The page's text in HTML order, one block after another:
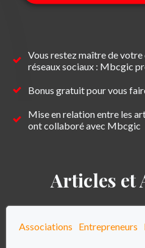
Vous restez maître de
réseaux sociaux : Mbcgic
Bonus gratuit pour vous
Mise en relation entre les
ont collaboré avec Mbcgic
Articles et
Associations Entrepreneurs